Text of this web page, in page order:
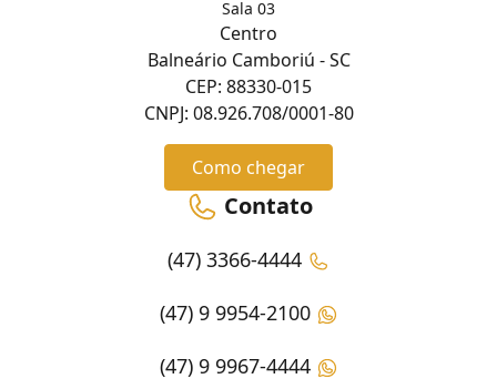
Sala 03
Centro
Balneário Camboriú - SC
CEP: 88330-015
CNPJ: 08.926.708/0001-80
Como chegar
Contato
(47) 3366-4444
(47) 9 9954-2100
(47) 9 9967-4444